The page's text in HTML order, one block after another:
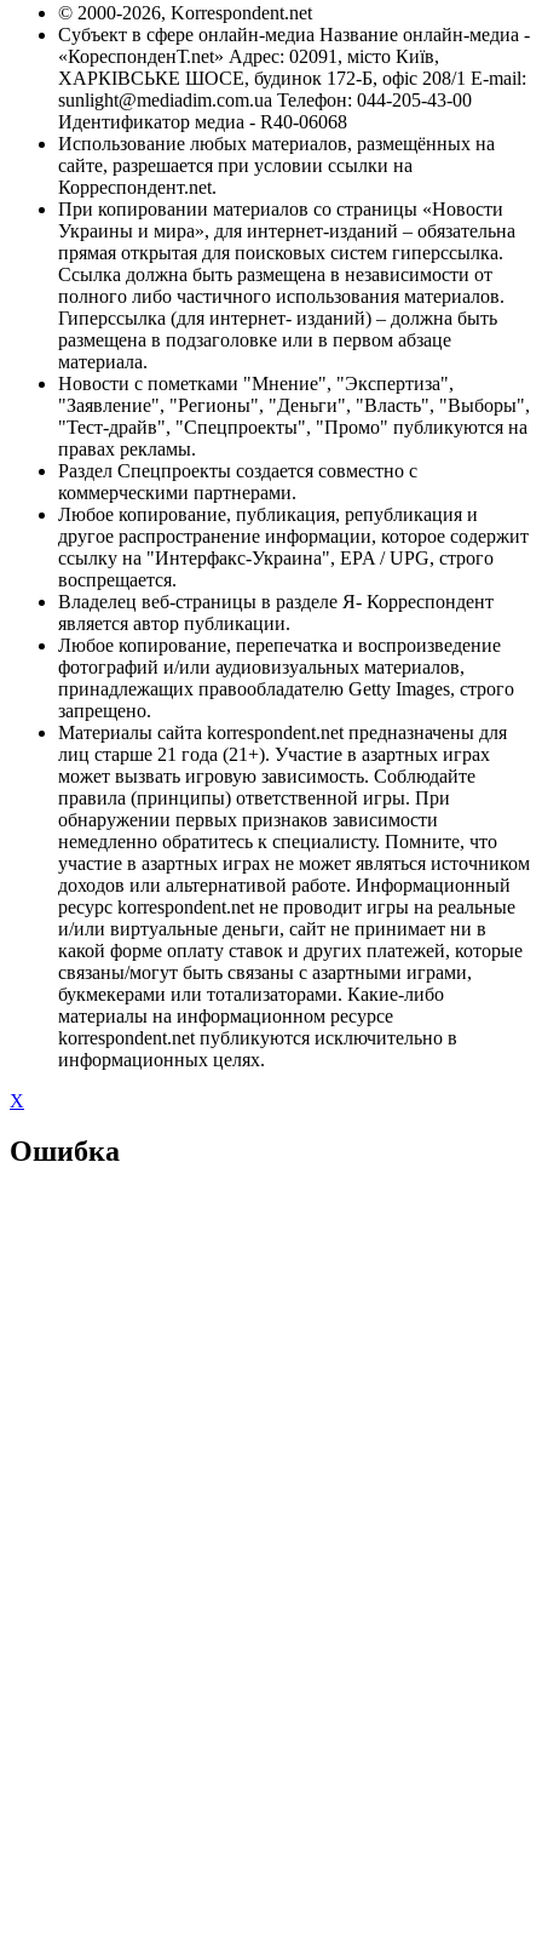
© 2000-2026, Korrespondent.net
Субъект в сфере онлайн-медиа Название онлайн-медиа -
«КореспонденТ.net» Адрес: 02091, місто Київ,
ХАРКІВСЬКЕ ШОСЕ, будинок 172-Б, офіс 208/1 E-mail:
sunlight@mediadim.com.ua Телефон: 044-205-43-00
Идентификатор медиа - R40-06068
Использование любых материалов, размещённых на
сайте, разрешается при условии ссылки на
Корреспондент.net.
При копировании материалов со страницы «Новости
Украины и мира», для интернет-изданий – обязательна
прямая открытая для поисковых систем гиперссылка.
Ссылка должна быть размещена в независимости от
полного либо частичного использования материалов.
Гиперссылка (для интернет- изданий) – должна быть
размещена в подзаголовке или в первом абзаце
материала.
Новости с пометками "Мнение", "Экспертиза",
"Заявление", "Регионы", "Деньги", "Власть", "Выборы",
"Тест-драйв", "Спецпроекты", "Промо" публикуются на
правах рекламы.
Раздел Спецпроекты создается совместно с
коммерческими партнерами.
Любое копирование, публикация, републикация и
другое распространение информации, которое содержит
ссылку на "Интерфакс-Украина", EPA / UPG, строго
воспрещается.
Владелец веб-страницы в разделе Я- Корреспондент
является автор публикации.
Любое копирование, перепечатка и воспроизведение
фотографий и/или аудиовизуальных материалов,
принадлежащих правообладателю Getty Images, строго
запрещено.
Материалы сайта korrespondent.net предназначены для
лиц старше 21 года (21+). Участие в азартных играх
может вызвать игровую зависимость. Соблюдайте
правила (принципы) ответственной игры. При
обнаружении первых признаков зависимости
немедленно обратитесь к специалисту. Помните, что
участие в азартных играх не может являться источником
доходов или альтернативой работе. Информационный
ресурс korrespondent.net не проводит игры на реальные
и/или виртуальные деньги, сайт не принимает ни в
какой форме оплату ставок и других платежей, которые
связаны/могут быть связаны с азартными играми,
букмекерами или тотализаторами. Какие-либо
материалы на информационном ресурсе
korrespondent.net публикуются исключительно в
информационных целях.
X
Ошибка